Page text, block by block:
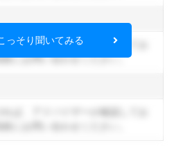
れば、アドバイザーが確認してお
軽にお問い合わせください。
っそり聞いてみる